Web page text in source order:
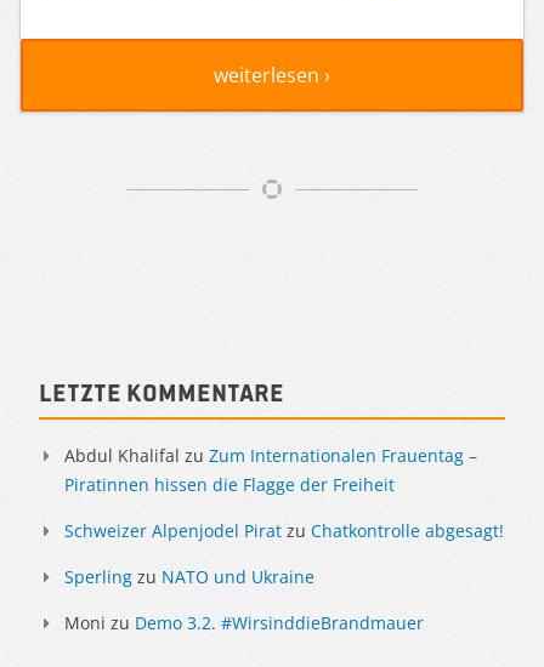
weiterlesen ›
Sidebar
Letzte Kommentare
Abdul Khalifal zu Zum Internationalen Frauentag –
Piratinnen hissen die Flagge der Freiheit
Schweizer Alpenjodel Pirat zu Chatkontrolle abgesagt!
Sperling zu NATO und Ukraine
Moni zu Demo 3.2. #WirsinddieBrandmauer